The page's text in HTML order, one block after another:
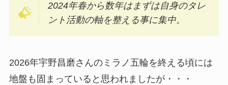
2024年春から数年はまずは自身のタレ
ント活動の軸を整える事に集中。
2026年宇野昌磨さんのミラノ五輪を終える頃には
地盤も固まっていると思われましたが・・・